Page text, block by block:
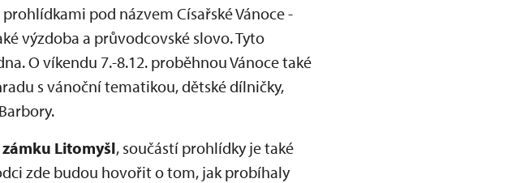
pod názvem Císařské Vánoce -
výzdoba a průvodcovské slovo. Tyto
O víkendu 7.-8.12. proběhnou Vánoce také
s vánoční tematikou, dětské dílničky,
zámku Litomyšl, součástí prohlídky je také
zde budou hovořit o tom, jak probíhaly